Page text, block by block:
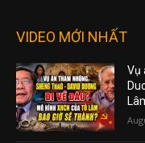
VIDEO MỚI NHẤT
Vụ